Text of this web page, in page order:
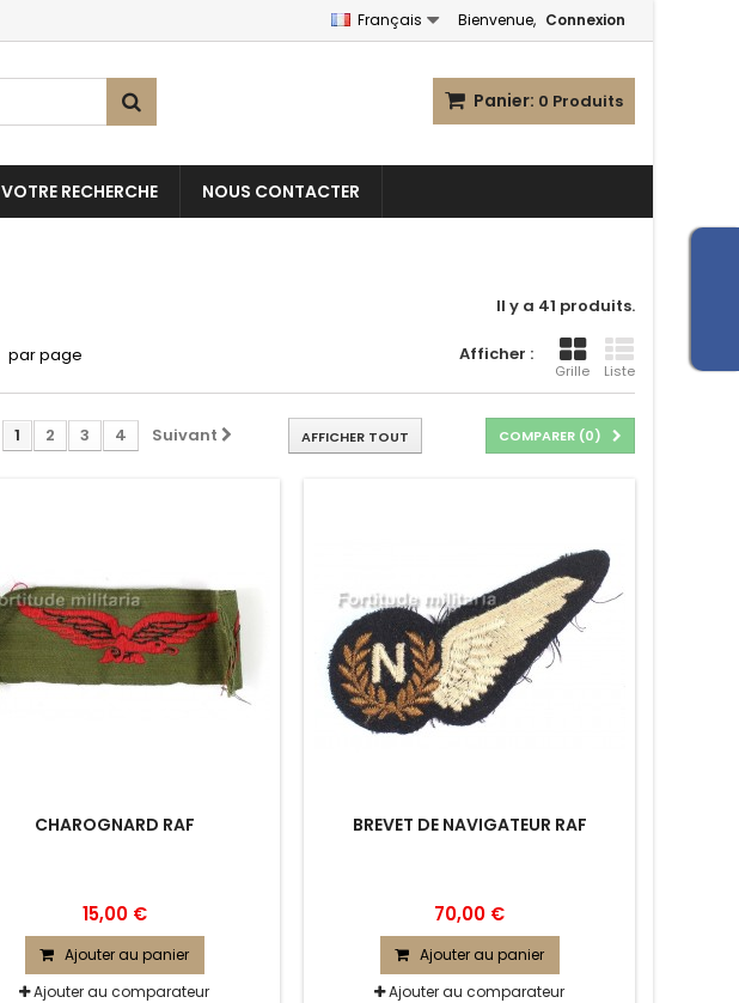
Bienvenue, Connexion
Français
Panier: 0 Produits
VOTRE RECHERCHE NOUS CONTACTER
Il y a 41 produits.
Afficher :
Grille Liste
par page
COMPARER (0)
AFFICHER TOUT
1 2 3 4 Suivant
CHAROGNARD RAF
15,00 €
Ajouter au panier
Ajouter au comparateur
BREVET DE NAVIGATEUR RAF
70,00 €
Ajouter au panier
Ajouter au comparateur